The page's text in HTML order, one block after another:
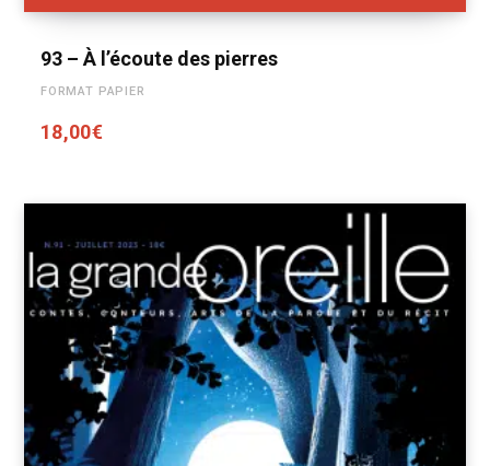
93 – À l’écoute des pierres
FORMAT PAPIER
18,00€